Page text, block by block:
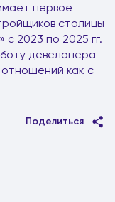
первое
столицы
2023 по 2025 гг.
девелопера
как с
Поделиться